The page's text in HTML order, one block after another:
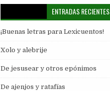
ENTRADAS RECIENTES
¡Buenas letras para Lexicuentos!
Xolo y alebrije
De jesusear y otros epónimos
De ajenjos y ratafías